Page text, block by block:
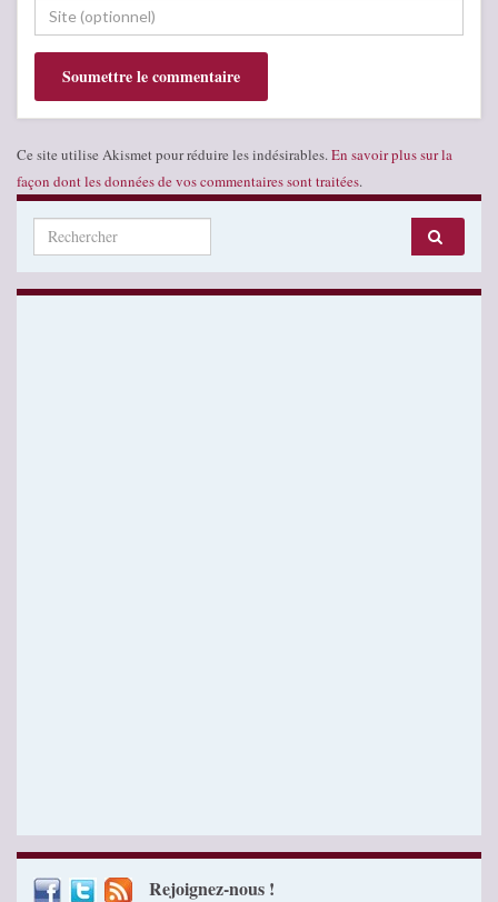
Ce site utilise Akismet pour réduire les indésirables. En savoir plus sur la
façon dont les données de vos commentaires sont traitées.
Search for:
Rejoignez-nous !